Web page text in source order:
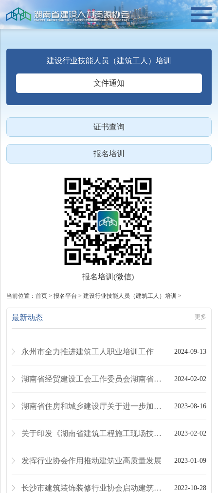
建设行业技能人员（建筑工人）培训
文件通知
证书查询
报名培训
报名培训(微信)
当前位置：首页 > 报名平台 > 建设行业技能人员（建筑工人）培训 >
最新动态 更多
2024-09-13
永州市全力推进建筑工人职业培训工作
2024-02-02
湖南省经贸建设工会工作委员会湖南省建设人力资源协会关于下发《湖南省进一步推进建筑系统“...
2023-08-16
湖南省住房和城乡建设厅关于进一步加强建筑施工特种作业操作资格证书管理的通知
2023-02-02
关于印发《湖南省建筑工程施工现场技能工人配备导则（试行）》的通知
2023-01-09
发挥行业协会作用推动建筑业高质量发展
2022-10-28
长沙市建筑装饰装修行业协会启动建筑工人职业培训工作